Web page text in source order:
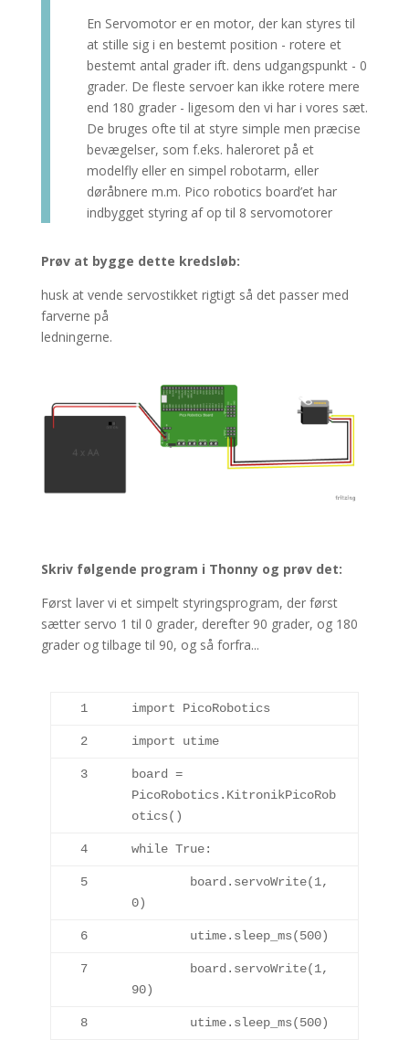
En Servomotor er en motor, der kan styres til
at stille sig i en bestemt position - rotere et
bestemt antal grader ift. dens udgangspunkt - 0
grader. De fleste servoer kan ikke rotere mere
end 180 grader - ligesom den vi har i vores sæt.
De bruges ofte til at styre simple men præcise
bevægelser, som f.eks. haleroret på et
modelfly eller en simpel robotarm, eller
døråbnere m.m. Pico robotics board’et har
indbygget styring af op til 8 servomotorer
Prøv at bygge dette kredsløb:
husk at vende servostikket rigtigt så det passer med
farverne på
ledningerne.
Skriv følgende program i Thonny og prøv det:
Først laver vi et simpelt styringsprogram, der først
sætter servo 1 til 0 grader, derefter 90 grader, og 180
grader og tilbage til 90, og så forfra...
1 import PicoRobotics
2 import utime
3
board =
PicoRobotics. KitronikPicoRob
otics()
4 while True:
5
	board.
servoWrite(1
0)
6
	utime.
sleep_ms(500)
7
	board.
servoWrite(1
90)
8
	utime.
sleep_ms(500)